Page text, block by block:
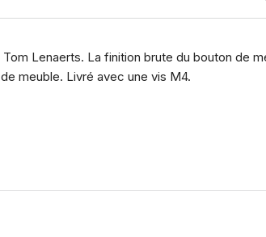
Lenaerts. La finition brute du bouton de
meuble. Livré avec une vis M4.